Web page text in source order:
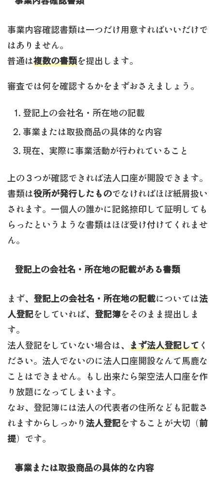
事業内容確認書類は一つだけ用意すればいいだけで
はありません。
普通は複数の書類を提出します。
審査では何を確認するかをまずおさえましょう。
登記上の会社名・所在地の記載
事業または取扱商品の具体的な内容
現在、実際に事業活動が行われていること
上の３つが確認できれば法人口座が開設できます。
書類は役所が発行したものでなければほぼ紙屑扱い
されます。一個人の誰かに記銘捺印して証明しても
らったというような書類はほぼ受け付けてくれませ
ん。
登記上の会社名・所在地の記載がある書類
まず、 登記上の会社名・所在地の記載については法
人登記をしていれば、 登記簿をそのまま提出しま
す。
法人登記をしていない場合は、 まず法人登記してく
ださい。法人でないのに法人口座開設なんて馬鹿な
ことはできません。もし出来たら架空法人口座を作
り放題になってしまいます。
なお、登記簿には法人の代表者の住所なども記載さ
れますからしっかり法人登記をすることが大切（前
提）です。
事業または取扱商品の具体的な内容